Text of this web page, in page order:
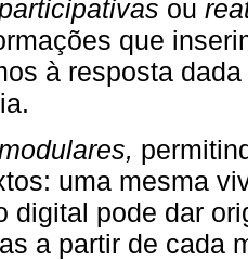
ou
que
à resposta
uma mesma
digital pode dar
a partir de cada